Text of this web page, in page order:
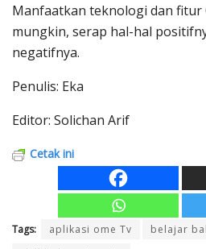
Manfaatkan teknologi dan fitur
mungkin, serap hal-hal
negatifnya.
Penulis: Eka
Editor: Solichan Arif
Cetak ini
Tags: aplikasi ome Tv
belajar